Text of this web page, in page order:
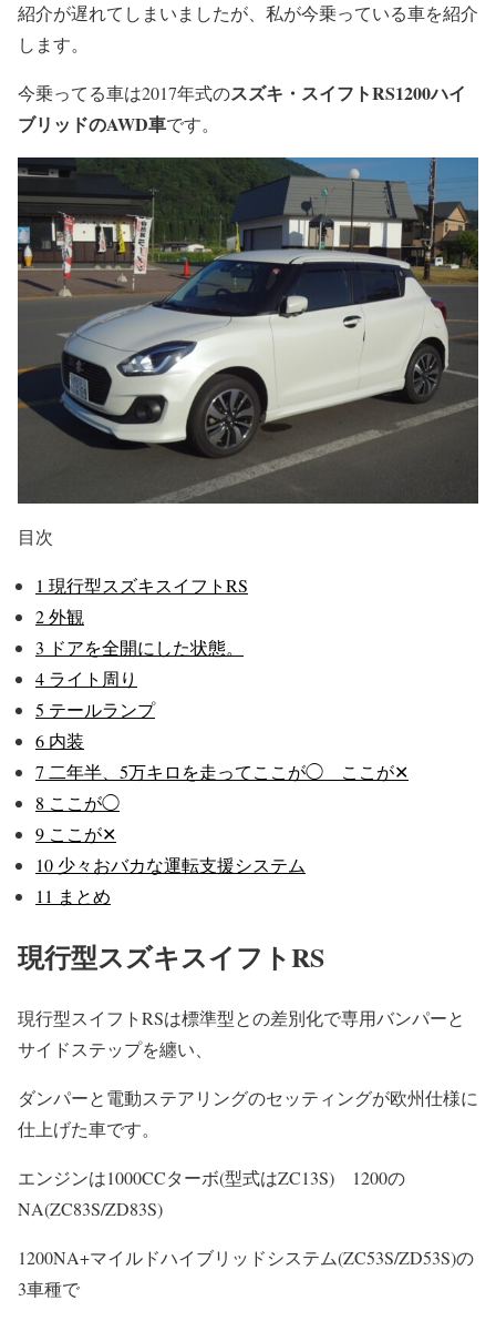
紹介が遅れてしまいましたが、私が今乗っている車を紹介
します。
今乗ってる車は2017年式のスズキ・スイフトRS1200ハイ
ブリッドのAWD車です。
目次
1 現行型スズキスイフトRS
2外観
3 ドアを全開にした状態。
4 ライト周り
5 テールランプ
6 内装
7 二年半、5万キロを走ってここが◯ ここが✕
8 ここが◯
9 ここが✕
10 少々おバカな運転支援システム
11 まとめ
現行型スズキスイフトRS
現行型スイフトRSは標準型との差別化で専用バンパーと
サイドステップを纏い、
ダンパーと電動ステアリングのセッティングが欧州仕様に
仕上げた車です。
エンジンは1000CCターボ(型式はZC13S) 1200の
NA(ZC83S/ZD83S)
1200NA+マイルドハイブリッドシステム(ZC53S/ZD53S)の
3車種で